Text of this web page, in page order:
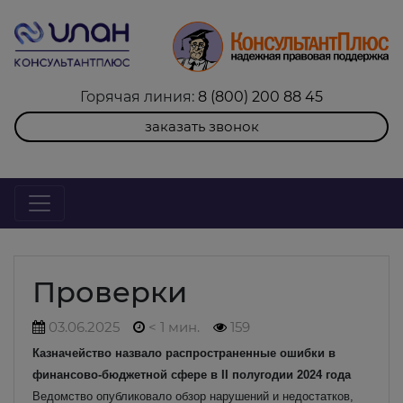
Горячая линия: 8 (800) 200 88 45
заказать звонок
Проверки
03.06.2025 < 1 мин. 159
Казначейство назвало распространенные ошибки в
финансово-бюджетной сфере в II полугодии 2024 года
Ведомство опубликовало обзор нарушений и недостатков,